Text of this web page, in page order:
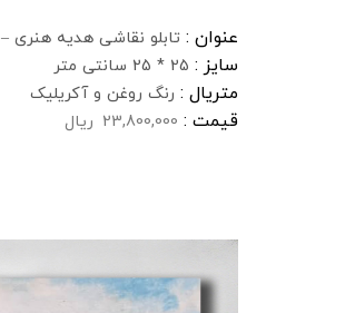
عنوان : تابلو نقاشی هدیه هنری – G0395
سایز : 25 * 25 سانتی متر
متریال : رنگ روغن و آکریلیک
قیمت : 23,800,000 ریال